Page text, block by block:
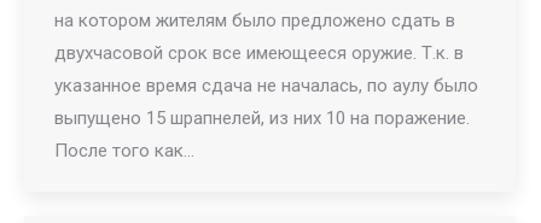
на котором жителям было предложено сдать в
двухчасовой срок все имеющееся оружие. Т.к. в
указанное время сдача не началась, по аулу было
выпущено 15 шрапнелей, из них 10 на поражение.
После того как…